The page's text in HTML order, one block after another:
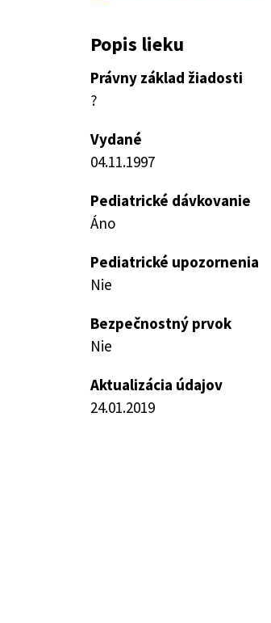
Popis lieku
Právny základ žiadosti
?
Vydané
04.11.1997
Pediatrické dávkovanie
Áno
Pediatrické upozornenia
Nie
Bezpečnostný prvok
Nie
Aktualizácia údajov
24.01.2019